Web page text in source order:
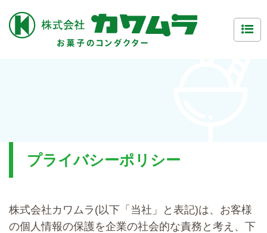
プライバシーポリシー
株式会社カワムラ(以下「当社」と表記)は、お客様
の個人情報の保護を企業の社会的な責務と考え、下